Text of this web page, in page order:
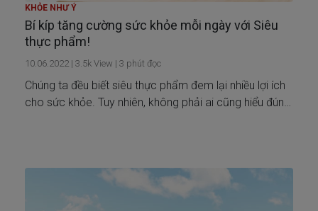
KHỎE NHƯ Ý
Bí kíp tăng cường sức khỏe mỗi ngày với Siêu
thực phẩm!
10.06.2022 | 3.5k View | 3 phút đọc
Chúng ta đều biết siêu thực phẩm đem lại nhiều lợi ích
cho sức khỏe. Tuy nhiên, không phải ai cũng hiểu đúng